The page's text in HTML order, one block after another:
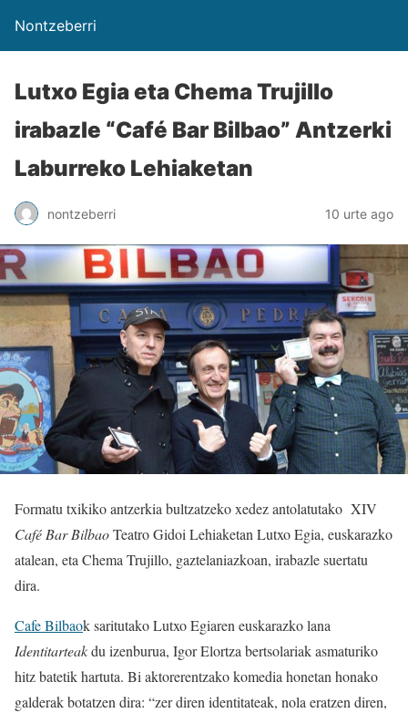
Nontzeberri
Lutxo Egia eta Chema Trujillo
irabazle “Café Bar Bilbao” Antzerki
Laburreko Lehiaketan
nontzeberri 10 urte ago
Formatu txikiko antzerkia bultzatzeko xedez antolatutako XIV
Café Bar BilbaoTeatro Gidoi Lehiaketan Lutxo Egia, euskarazko
atalean, eta Chema Trujillo, gaztelaniazkoan, irabazle suertatu
dira.
Cafe Bilbaok saritutako Lutxo Egiaren euskarazko lana
Identitarteakdu izenburua, Igor Elortza bertsolariak asmaturiko
hitz batetik hartuta. Bi aktorerentzako komedia honetan honako
galderak botatzen dira: “zer diren identitateak, nola eratzen diren,